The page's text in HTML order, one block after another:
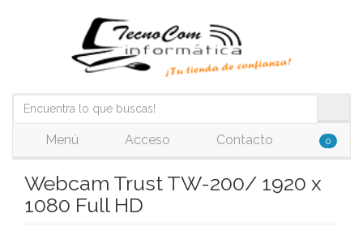
Menú Acceso Contacto 0
Webcam Trust TW-200/ 1920 x
1080 Full HD